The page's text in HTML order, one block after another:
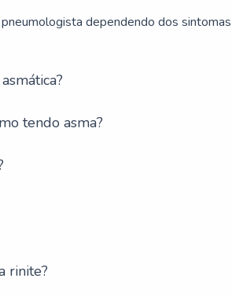
dependendo dos sintomas
tendo asma?
rinite?